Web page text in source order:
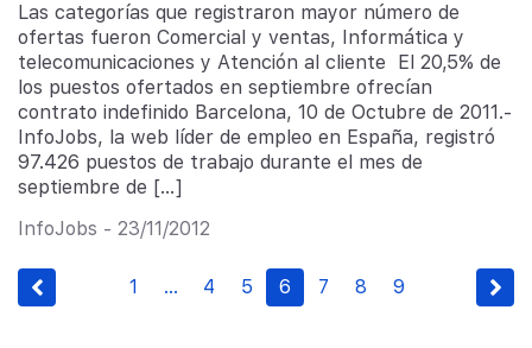
Las categorías que registraron mayor número de
ofertas fueron Comercial y ventas, Informática y
telecomunicaciones y Atención al cliente El 20,5% de
los puestos ofertados en septiembre ofrecían
contrato indefinido Barcelona, 10 de Octubre de 2011.-
InfoJobs, la web líder de empleo en España, registró
97.426 puestos de trabajo durante el mes de
septiembre de […]
InfoJobs - 23/11/2012
1 … 4 5 6 7 8 9